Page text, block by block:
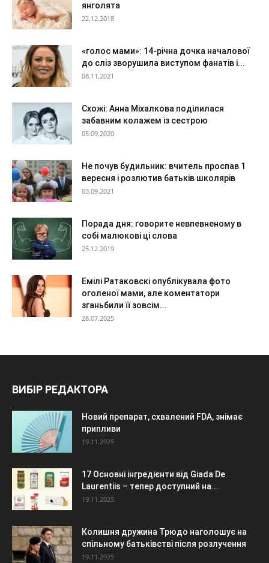
янголята
22.12.2018
«голос мами»: 14-річна дочка началової
до сліз зворушила виступом фанатів і...
08.11.2021
Схожі: Анна Міхалкова поділилася
забавним колажем із сестрою
05.09.2020
Не почув будильник: вчитель проспав 1
вересня і розлютив батьків школярів
03.09.2021
Порада дня: говорите невпевненому в
собі малюкові ці слова
25.12.2019
Емілі Ратаковскі опублікувала фото
оголеної мами, але коментатори
зганьбили її зовсім...
28.07.2025
ВИБІР РЕДАКТОРА
Новий препарат, схвалений FDA, знімає
припливи
19.11.2025
17 Основні інгредієнти від Giada De
Laurentiis – тепер доступний на...
19.11.2025
Колишня дружина Трюдо наголошує на
спільному батьківстві після розлучення
19.11.2025